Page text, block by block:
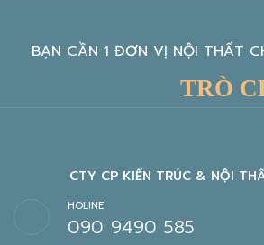
BẠN CẦN 1 ĐƠN VỊ NỘI THẤT
TRÒ
HOLINE
090 9490 585
CTY CP KIẾN TRÚC & NỘI